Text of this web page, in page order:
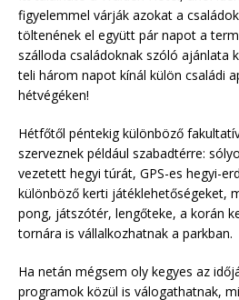
figyelemmel várják azokat a
töltenének el együtt pár napot a
szálloda családoknak szóló ajánlata
teli három napot kínál külön családi
hétvégéken!
Hétfőtől péntekig különböző
szerveznek például szabadtérre:
vezetett hegyi túrát, GPS-es hegyi-
különböző kerti játéklehetőségeket,
pong, játszótér, lengőteke, a korán
tornára is vállalkozhatnak a parkban.
Ha netán mégsem oly kegyes az
programok közül is válogathatnak,